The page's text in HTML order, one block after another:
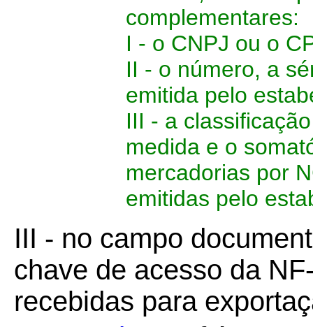
complementares:
I - o CNPJ ou o
II - o número, a
emitida pelo
III - a
medida e o
mercadorias por
emitidas pelo
III - no campo
chave de acesso da
recebidas para